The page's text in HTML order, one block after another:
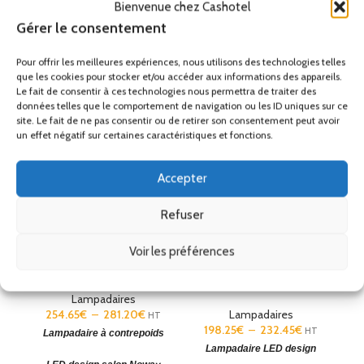
Bienvenue chez Cashotel
Gérer le consentement
Pour offrir les meilleures expériences, nous utilisons des technologies telles
que les cookies pour stocker et/ou accéder aux informations des appareils.
Le fait de consentir à ces technologies nous permettra de traiter des
données telles que le comportement de navigation ou les ID uniques sur ce
site. Le fait de ne pas consentir ou de retirer son consentement peut avoir
un effet négatif sur certaines caractéristiques et fonctions.
Accepter
Refuser
Voir les préférences
contrepoids LED design
Lampadaires
254.65€ – 281.20€ HT
Lampadaire à contrepoids
Lampadaires
198.25€ – 232.45€ HT
Lampadaire LED design